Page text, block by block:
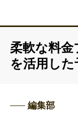
柔軟な料
を活用し
編集部